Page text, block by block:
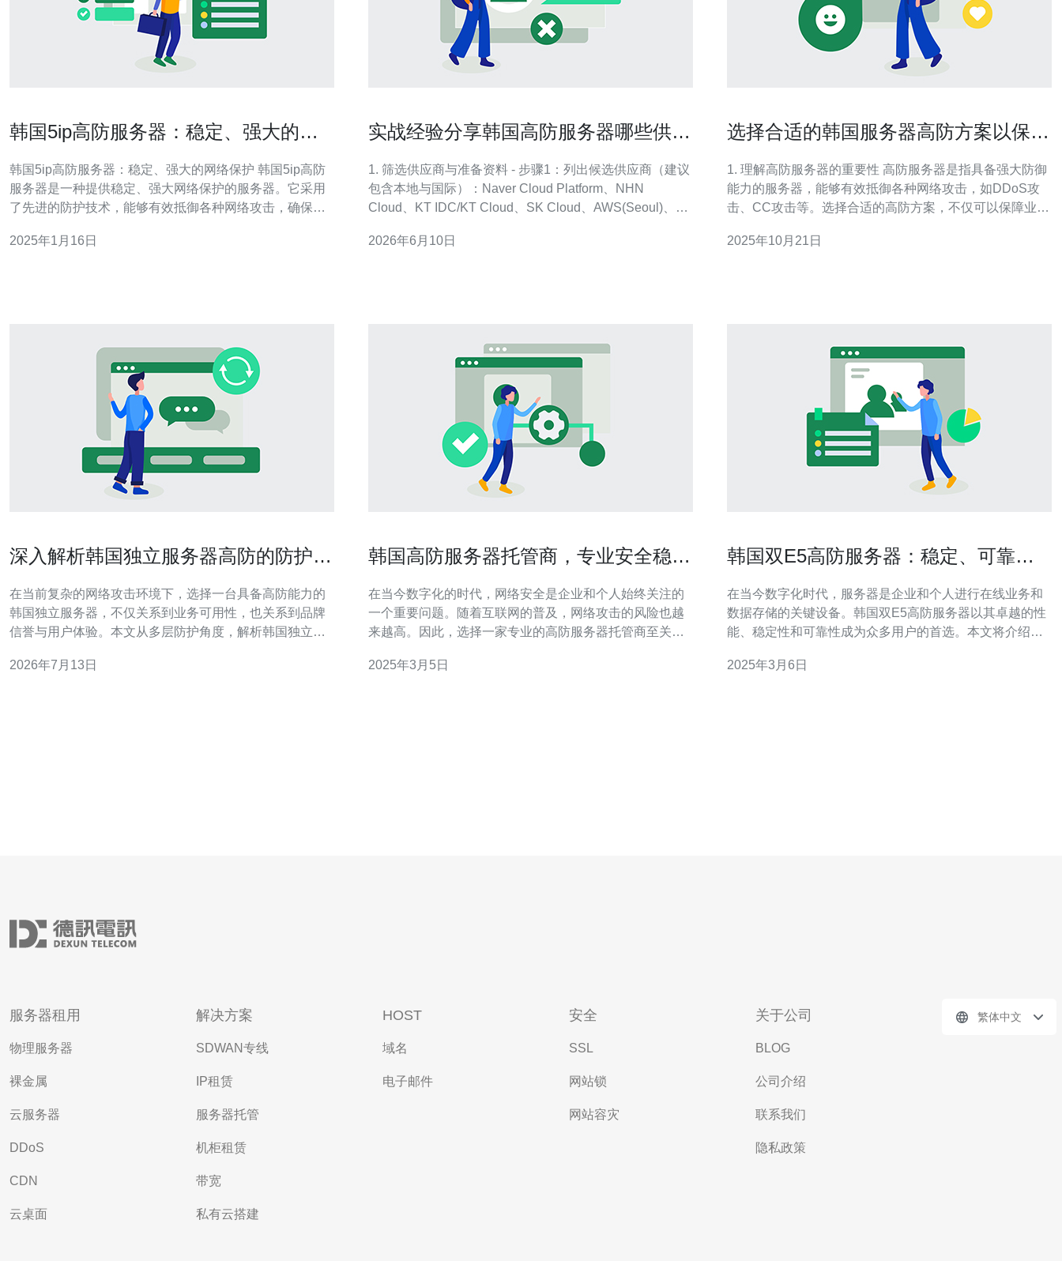
韩国5ip高防服务器：稳定、强大的网
韩国5ip高防服务器：稳定、强大的网络保护 韩国5ip高防
服务器是一种提供稳定、强大网络保护的服务器。它采用
了先进的防护技术，能够有效抵御各种网络攻击，确保用
用了高性能硬件和软件配置，具备出色的稳定性和可靠
2025年1月16日
实战经验分享韩国高防服务器哪些供应
1. 筛选供应商与准备资料 - 步骤1：列出候选供应商（建议
包含本地与国际）：Naver Cloud Platform、NHN
Cloud、KT IDC/KT Cloud、SK Cloud、AWS(Seoul)、
2：准备需求清单：带宽峰值、清洗能力（G
2026年6月10日
选择合适的韩国服务器高防方案以保障
1. 理解高防服务器的重要性 高防服务器是指具备强大防御
能力的服务器，能够有效抵御各种网络攻击，如DDoS攻
击、CC攻击等。选择合适的高防方案，不仅可以保障业务
选择高防方案之前，首先要明确自己的业务需求。以下是
2025年10月21日
深入解析韩国独立服务器高防的防护层
在当前复杂的网络攻击环境下，选择一台具备高防能力的
韩国独立服务器，不仅关系到业务可用性，也关系到品牌
信誉与用户体验。本文从多层防护角度，解析韩国独立服
机与服务。 首先要理解威胁形态。针对韩国节点的攻击通
2026年7月13日
韩国高防服务器托管商，专业安全稳
在当今数字化的时代，网络安全是企业和个人始终关注的
一个重要问题。随着互联网的普及，网络攻击的风险也越
来越高。因此，选择一家专业的高防服务器托管商至关重
和良好的网络基础设施。韩国的高防服务器托管商提供专
2025年3月5日
韩国双E5高防服务器：稳定、可靠的
在当今数字化时代，服务器是企业和个人进行在线业务和
数据存储的关键设备。韩国双E5高防服务器以其卓越的性
能、稳定性和可靠性成为众多用户的首选。本文将介绍韩
的选择。 韩国双E5高防服务器采用了最先进的硬件和软件
2025年3月6日
服务器租用
物理服务器
裸金属
云服务器
DDoS
CDN
云桌面
解决方案
SDWAN专线
IP租赁
服务器托管
机柜租赁
带宽
私有云搭建
HOST
域名
电子邮件
安全
SSL
网站锁
网站容灾
关于公司
BLOG
公司介绍
联系我们
隐私政策
繁体中文